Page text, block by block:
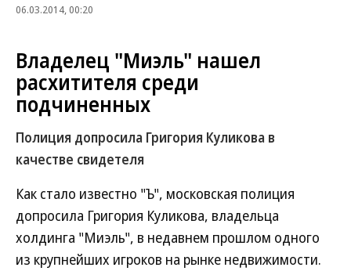
06.03.2014, 00:20
Владелец "Миэль" нашел
расхитителя среди
подчиненных
Полиция допросила Григория Куликова в
качестве свидетеля
Как стало известно "Ъ", московская полиция
допросила Григория Куликова, владельца
холдинга "Миэль", в недавнем прошлом одного
из крупнейших игроков на рынке недвижимости.